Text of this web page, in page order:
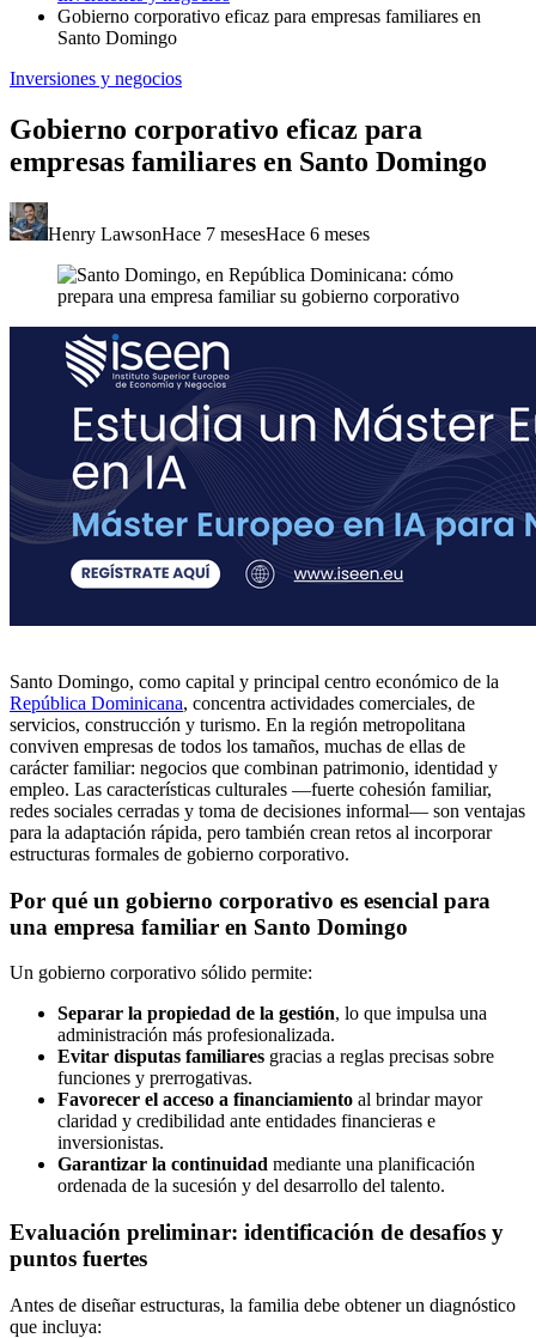
Gobierno corporativo eficaz para empresas familiares en
Santo Domingo
Inversiones y negocios
Gobierno corporativo eficaz para
empresas familiares en Santo Domingo
Henry LawsonHace 7 mesesHace 6 meses
Santo Domingo, como capital y principal centro económico de la
República Dominicana, concentra actividades comerciales, de
servicios, construcción y turismo. En la región metropolitana
conviven empresas de todos los tamaños, muchas de ellas de
carácter familiar: negocios que combinan patrimonio, identidad y
empleo. Las características culturales —fuerte cohesión familiar,
redes sociales cerradas y toma de decisiones informal— son ventajas
para la adaptación rápida, pero también crean retos al incorporar
estructuras formales de gobierno corporativo.
Por qué un gobierno corporativo es esencial para
una empresa familiar en Santo Domingo
Un gobierno corporativo sólido permite:
Separar la propiedad de la gestión, lo que impulsa una
administración más profesionalizada.
Evitar disputas familiares gracias a reglas precisas sobre
funciones y prerrogativas.
Favorecer el acceso a financiamiento al brindar mayor
claridad y credibilidad ante entidades financieras e
inversionistas.
Garantizar la continuidad mediante una planificación
ordenada de la sucesión y del desarrollo del talento.
Evaluación preliminar: identificación de desafíos y
puntos fuertes
Antes de diseñar estructuras, la familia debe obtener un diagnóstico
que incluya: